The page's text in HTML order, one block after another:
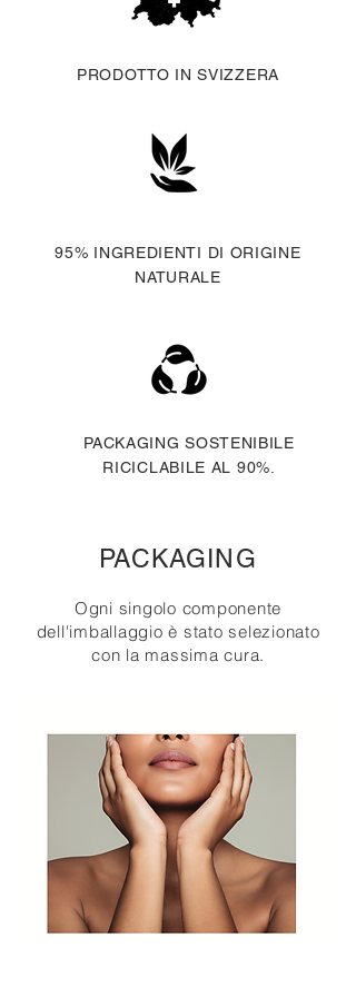
per iscritto. Puoi annullare
PRODOTTO IN SVIZZERA
95% INGREDIENTI DI ORIGINE
NATURALE
PACKAGING SOSTENIBILE
RICICLABILE AL 90%.
PACKAGING
Ogni singolo componente
dell'imballaggio è stato selezionato
con la massima cura.